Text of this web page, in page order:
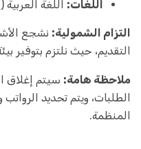
اللغات: اللغة
التزام الشمولية: نشجع
التقديم، حيث نلتزم بتوفير
ملاحظة هامة: سيتم إغلاق
الطلبات، ويتم تحديد
المنظمة.